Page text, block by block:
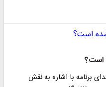
است؟
برنامه با اشاره به نقش